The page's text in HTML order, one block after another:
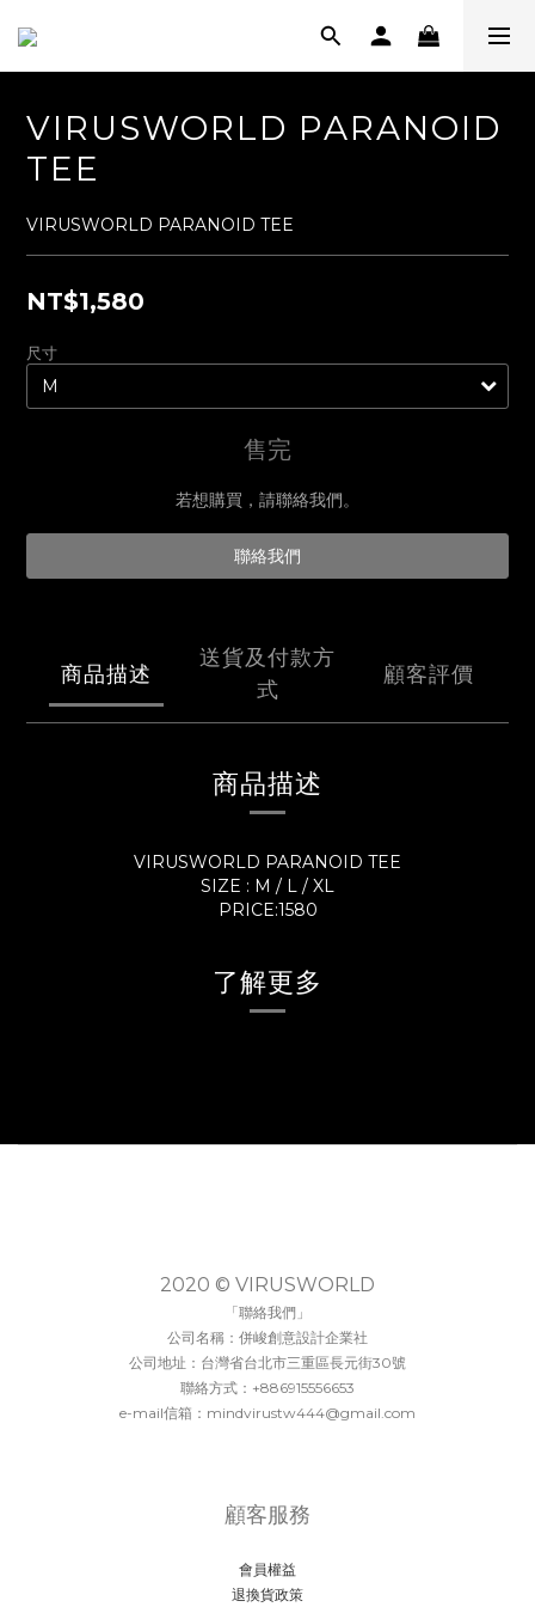
VIRUSWORLD PARANOID
TEE
VIRUSWORLD PARANOID TEE
NT$1,580
尺寸
售完
若想購買，請聯絡我們。
聯絡我們
商品描述
送貨及付款方
式
顧客評價
商品描述
VIRUSWORLD PARANOID TEE
SIZE : M / L / XL
PRICE:1580
了解更多
2020 © VIRUSWORLD
「聯絡我們」
公司名稱：併峻創意設計企業社
公司地址：台灣省台北市三重區長元街30號
聯絡方式：+886915556653
e-mail信箱：mindvirustw444@gmail.com
顧客服務
會員權益
退換貨政策